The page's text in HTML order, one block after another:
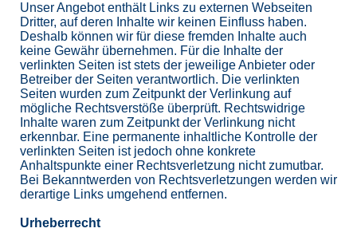
Unser Angebot enthält Links zu externen Webseiten
Dritter, auf deren Inhalte wir keinen Einfluss haben.
Deshalb können wir für diese fremden Inhalte auch
keine Gewähr übernehmen. Für die Inhalte der
verlinkten Seiten ist stets der jeweilige Anbieter oder
Betreiber der Seiten verantwortlich. Die verlinkten
Seiten wurden zum Zeitpunkt der Verlinkung auf
mögliche Rechtsverstöße überprüft. Rechtswidrige
Inhalte waren zum Zeitpunkt der Verlinkung nicht
erkennbar. Eine permanente inhaltliche Kontrolle der
verlinkten Seiten ist jedoch ohne konkrete
Anhaltspunkte einer Rechtsverletzung nicht zumutbar.
Bei Bekanntwerden von Rechtsverletzungen werden wir
derartige Links umgehend entfernen.
Urheberrecht